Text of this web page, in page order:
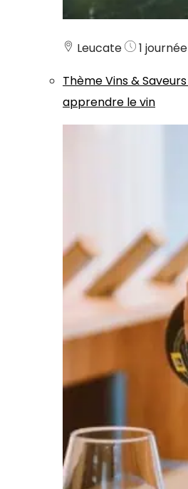
Leucate
1 journée
ThèmeVins & Saveurs
apprendre le vin